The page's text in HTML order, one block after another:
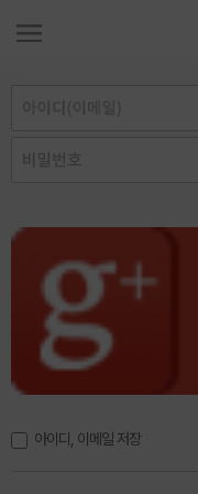
아이디, 이메일 저장